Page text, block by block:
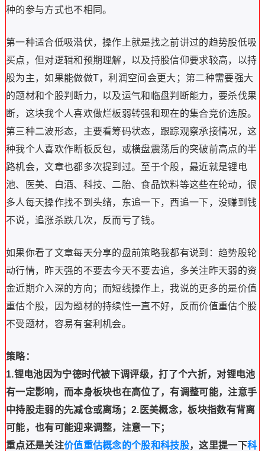
种的参与方式也不相同。
第一种适合低吸潜伏，操作上就是找之前讲过的趋势股低吸
买点，但对逻辑和预期理解，以及持股信仰要求较高，以持
股为主，如果能做做T，利润空间会更大；第二种需要强大
的题材和个股判断力，以及运气和临盘判断能力，要杀伐果
断，这块我个人喜欢做烂板弱转强和现在的集合竞价选股。
第三种二波形态，主要看筹码状态，跟踪观察承接情况，这
种我个人喜欢作断板反包，或横盘震荡后的突破前高点的半
路机会，文章也都多次提到过。至于个股，最近就是锂电
池、医美、白酒、科技、二胎、食品饮料等这些在轮动，很
多人每天操作找不到头绪，东追一下，西追一下，没赚到钱
不说，追涨杀跌几次，反而亏了钱。
如果你看了文章每天分享的盘前策略我都有说到：趋势股轮
动行情，昨天强的不要去今天不要去追，多关注昨天弱的资
金近期介入深的方向；而短线操作上，我说的更多的是价值
重估个股，因为题材的持续性一直不好，反而价值重估个股
不受题材，容易有套利机会。
策略：
1.锂电池因为宁德时代被下调评级，打了个六折，对锂电池
有一定影响，而本身板块也在高位了，有调整可能，注意手
中持股走弱的先减仓或离场；2.医美概念，板块指数有背离
可能，也有可能迎来调整，注意一下；
重点还是关注价值重估概念的个股和科技股，这里提一下科